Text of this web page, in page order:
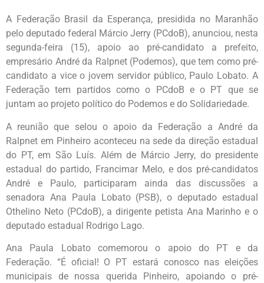
A Federação Brasil da Esperança, presidida no Maranhão
pelo deputado federal Márcio Jerry (PCdoB), anunciou, nesta
segunda-feira (15), apoio ao pré-candidato a prefeito,
empresário André da Ralpnet (Podemos), que tem como pré-
candidato a vice o jovem servidor público, Paulo Lobato. A
Federação tem partidos como o PCdoB e o PT que se
juntam ao projeto político do Podemos e do Solidariedade.
A reunião que selou o apoio da Federação a André da
Ralpnet em Pinheiro aconteceu na sede da direção estadual
do PT, em São Luís. Além de Márcio Jerry, do presidente
estadual do partido, Francimar Melo, e dos pré-candidatos
André e Paulo, participaram ainda das discussões a
senadora Ana Paula Lobato (PSB), o deputado estadual
Othelino Neto (PCdoB), a dirigente petista Ana Marinho e o
deputado estadual Rodrigo Lago.
Ana Paula Lobato comemorou o apoio do PT e da
Federação. “É oficial! O PT estará conosco nas eleições
municipais de nossa querida Pinheiro, apoiando o pré-